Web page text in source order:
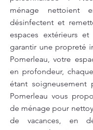
ménage nettoient
désinfectent et
espaces extérieurs
garantir une propreté
Pomerleau, votre
en profondeur,
étant soigneusement
Pomerleau vous
de ménage pour
de vacances, en